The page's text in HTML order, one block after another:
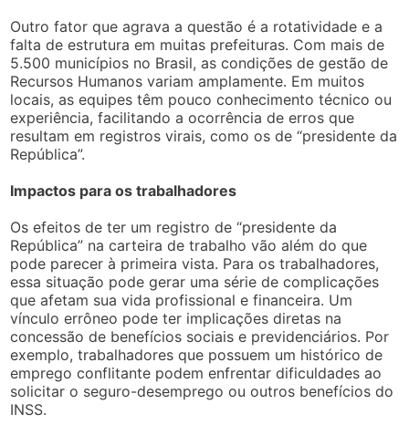
Outro fator que agrava a questão é a rotatividade e a
falta de estrutura em muitas prefeituras. Com mais de
5.500 municípios no Brasil, as condições de gestão de
Recursos Humanos variam amplamente. Em muitos
locais, as equipes têm pouco conhecimento técnico ou
experiência, facilitando a ocorrência de erros que
resultam em registros virais, como os de “presidente da
República”.
Impactos para os trabalhadores
Os efeitos de ter um registro de “presidente da
República” na carteira de trabalho vão além do que
pode parecer à primeira vista. Para os trabalhadores,
essa situação pode gerar uma série de complicações
que afetam sua vida profissional e financeira. Um
vínculo errôneo pode ter implicações diretas na
concessão de benefícios sociais e previdenciários. Por
exemplo, trabalhadores que possuem um histórico de
emprego conflitante podem enfrentar dificuldades ao
solicitar o seguro-desemprego ou outros benefícios do
INSS.